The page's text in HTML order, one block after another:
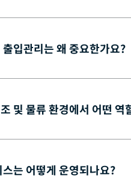
입관리는 왜 중요한가요?
및 물류 환경에서 어떤 역
는 어떻게 운영되나요?